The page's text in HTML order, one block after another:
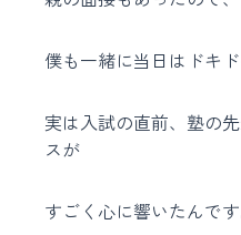
僕も一緒に当日はドキ
実は入試の直前、塾の
スが
すごく心に響いたんです